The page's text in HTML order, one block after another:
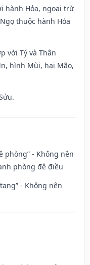
hành Hỏa, ngoại trừ
thuộc hành Hỏa
với Tý và Thân
hình Mùi, hại Mão,
phòng” - Không nên
phòng đê điều
- Không nên